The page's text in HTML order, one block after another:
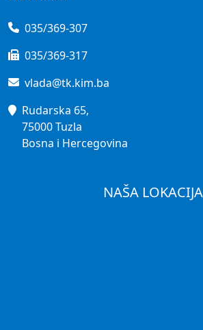
035/369-307
035/369-317
vlada@tk.kim.ba
Rudarska 65,
75000 Tuzla
Bosna i Hercegovina
NAŠA LOKACIJA